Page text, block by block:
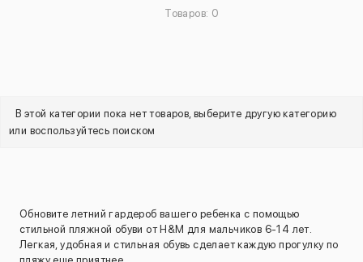
Товаров: 0
В этой категории пока нет товаров, выберите другую категорию
или воспользуйтесь поиском
Обновите летний гардероб вашего ребенка с помощью
стильной пляжной обуви от H&M для мальчиков 6-14 лет.
Легкая, удобная и стильная обувь сделает каждую прогулку по